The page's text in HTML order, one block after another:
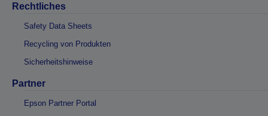
Rechtliches
Safety Data Sheets
Recycling von Produkten
Sicherheitshinweise
Partner
Epson Partner Portal